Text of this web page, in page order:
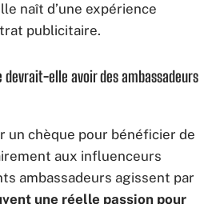
naît d’une expérience
publicitaire.
devrait-elle avoir des ambassadeurs
un chèque pour bénéficier de
aux influenceurs
ambassadeurs agissent par
une réelle passion pour